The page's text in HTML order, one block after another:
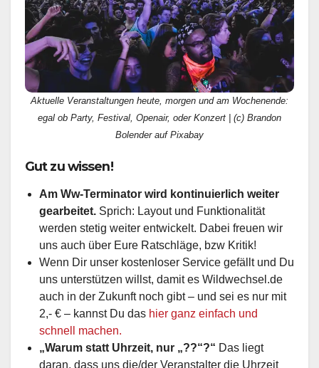
Aktuelle Veranstaltungen heute, morgen und am Wochenende:
egal ob Party, Festival, Openair, oder Konzert | (c) Brandon
Bolender auf Pixabay
Gut zu wissen!
Am Ww-Terminator wird kontinuierlich weiter
gearbeitet. Sprich: Layout und Funktionalität
werden stetig weiter entwickelt. Dabei freuen wir
uns auch über Eure Ratschläge, bzw Kritik!
Wenn Dir unser kostenloser Service gefällt und Du
uns unterstützen willst, damit es Wildwechsel.de
auch in der Zukunft noch gibt – und sei es nur mit
2,- € – kannst Du das hier ganz einfach und
schnell machen.
„Warum statt Uhrzeit, nur „??“?“ Das liegt
daran, dass uns die/der Veranstalter die Uhrzeit